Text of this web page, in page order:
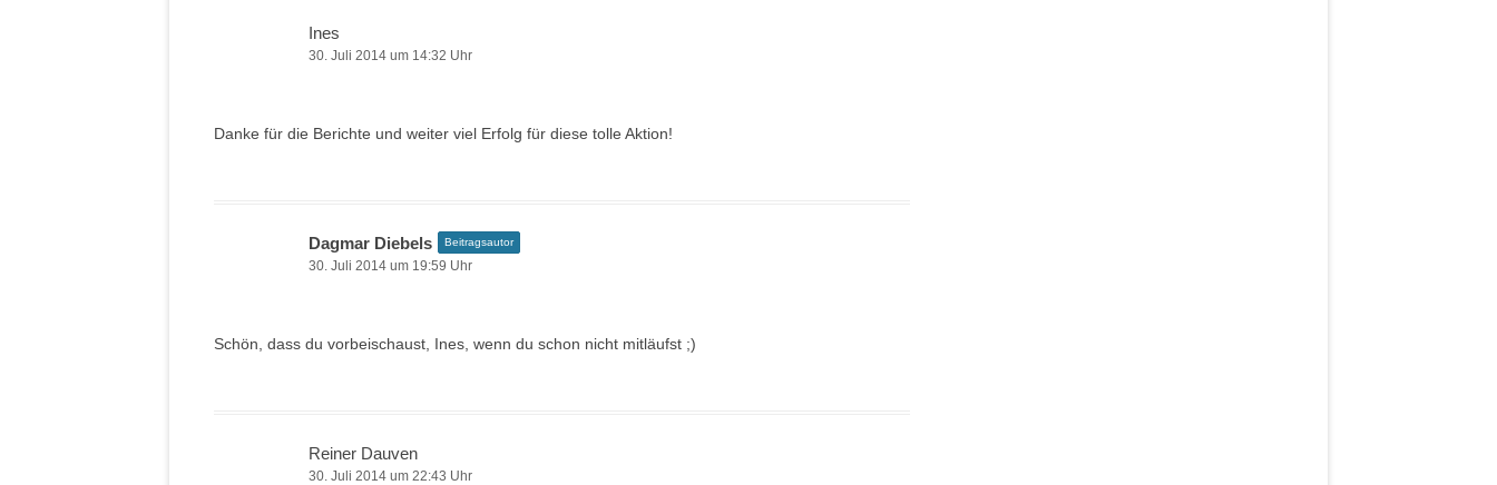
Ines
30. Juli 2014 um 14:32 Uhr
Danke für die Berichte und weiter viel Erfolg für diese tolle Aktion!
Dagmar Diebels Beitragsautor
30. Juli 2014 um 19:59 Uhr
Schön, dass du vorbeischaust, Ines, wenn du schon nicht mitläufst ;)
Reiner Dauven
30. Juli 2014 um 22:43 Uhr